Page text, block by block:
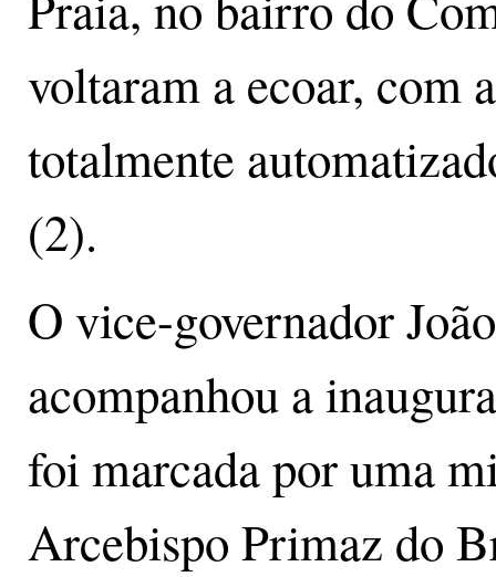
voltaram a ecoar, com
totalmente
(2).
O vice-governador
acompanhou a
foi marcada por uma
Arcebispo Primaz do